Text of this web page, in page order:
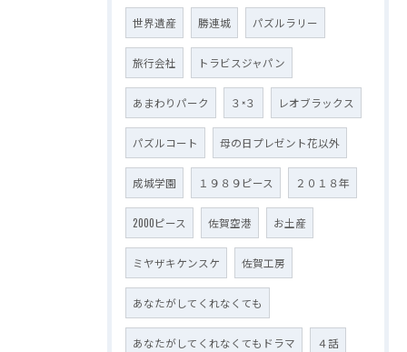
世界遺産 勝連城 パズルラリー
旅行会社 トラビスジャパン
あまわりパーク ３×３ レオブラックス
パズルコート 母の日プレゼント花以外
成城学園 １９８９ピース ２０１８年
2000ピース 佐賀空港 お土産
ミヤザキケンスケ 佐賀工房
あなたがしてくれなくても
あなたがしてくれなくてもドラマ ４話